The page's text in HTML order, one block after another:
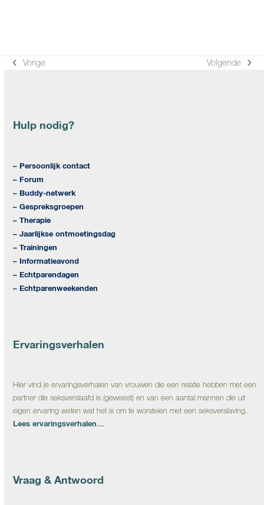
previous
Vorige
next
Volgende
Hulp nodig?
– Persoonlijk contact
– Forum
– Buddy-netwerk
– Gespreksgroepen
– Therapie
– Jaarlijkse ontmoetingsdag
– Trainingen
– Informatieavond
– Echtparendagen
– Echtparenweekenden
Ervaringsverhalen
Hier vind je ervaringsverhalen van vrouwen die een relatie hebben met een
partner die seksverslaafd is (geweest) en van een aantal mannen die uit
eigen ervaring weten wat het is om te worstelen met een seksverslaving.
Lees ervaringsverhalen…
Vraag & Antwoord